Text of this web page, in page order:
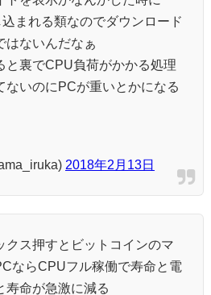
まれる類なのでダウンロード
はないんだなぁ
と裏でCPU負荷がかかる処理
ないのにPCが重いとかになる
2018年2月13日
クス押すとビットコインのマ
ならCPUフル稼働で寿命と電
寿命が急激に減る